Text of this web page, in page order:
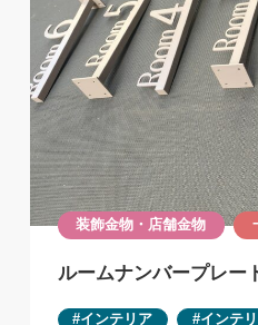
装飾金物・店舗金物
ルームナンバープレー
インテリア インテ